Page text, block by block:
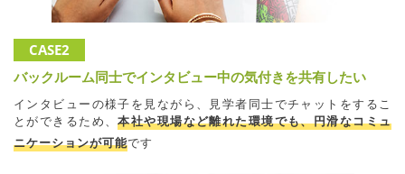
CASE2
バックルーム同士でインタビュー中の気付きを共有したい
インタビューの様子を見ながら、見学者同士でチャットをするこ
とができるため、本社や現場など離れた環境でも、円滑なコミュ
ニケーションが可能です